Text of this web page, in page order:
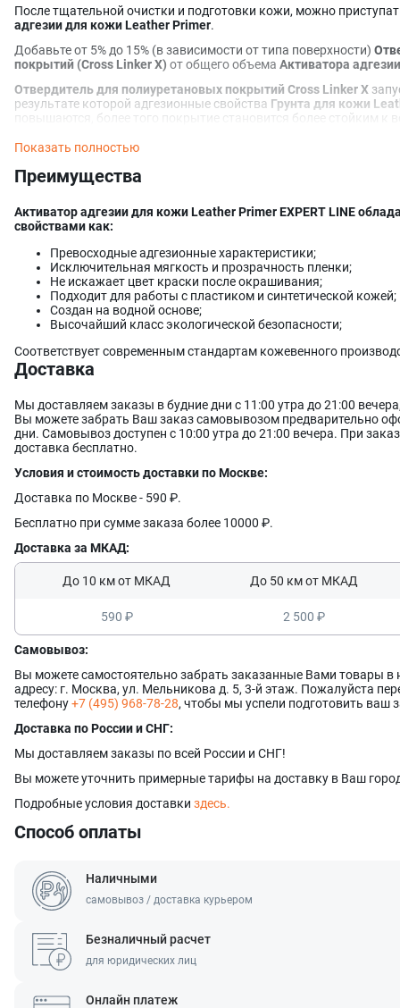
После тщательной очистки и подготовки кожи, можно
адгезии для кожиLeather Primer.
Добавьте от 5% до 15% (в зависимости от типа поверхности)
покрытий (Cross Linker X) от общего объема Активатора
Отвердитель для полиуретановых покрытий Cross Linker X
результате которой адгезионные свойства Грунта для кожи
повышаются, более того покрытие становится более стойким к
Грунтом для кожи Leather Primer
для кожи Leather Primer
нагрев, улучшает химическую реакцию и делает ее более
Нанесите два слоя с помощью аэрографа. Первый слой
второй горизонтальным движением, и не забывайте
равномерное распределениеГрунта для кожи Leather Primer
Каждый слой тщательно подсушивайте феном. После
c ОтвердителемCross Linker X , смесь пригодна к
поверхность лучше всего почти сразу после нанесения
После нанесения всех покрытий, промойте используемые
используйте растворитель для краски LeTech
Показать полностью
Преимущества
Активатор адгезии для кожи Leather Primer EXPERT LINE
свойствами как:
Превосходные адгезионные характеристики;
Исключительная мягкость и прозрачность пленки;
Не искажает цвет краски после окрашивания;
Подходит для работы с пластиком и синтетической кожей;
Создан на водной основе;
Высочайший класс экологической безопасности;
Соответствует современным стандартам кожевенного
Доставка
Мы доставляем заказы в будние дни с 11:00 утра до 21:00
Вы можете забрать Ваш заказ самовывозом предварительно
дни. Самовывоз доступен с 10:00 утра до 21:00 вечера. При
доставка бесплатно.
Условия и стоимость доставки по Москве:
Доставка по Москве - 590 ₽.
Бесплатно при сумме заказа более 10000 ₽.
Доставка за МКАД:
До 10 км от МКАД До 50 км от МКАД
590 ₽ 2 500 ₽
Самовывоз:
Вы можете самостоятельно забрать заказанные Вами товары
адресу: г. Москва, ул. Мельникова д. 5, 3-й этаж. Пожалуйста
телефону+7 (495) 968-78-28, чтобы мы успели подготовить ваш
Доставка по России и СНГ:
Мы доставляем заказы по всей России и СНГ!
Вы можете уточнить примерные тарифы на доставку в Ваш
Подробные условия доставки здесь.
Способ оплаты
Наличными
самовывоз / доставка курьером
Безналичный расчет
для юридических лиц
Онлайн платеж